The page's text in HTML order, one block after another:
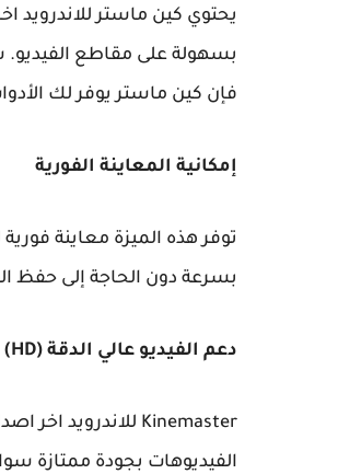
يحتوي كين ماستر للاندرويد
بسهولة على مقاطع الفيديو.
فإن كين ماستر يوفر لك
إمكانية المعاينة الفورية
توفر هذه الميزة معاينة
بسرعة دون الحاجة إلى حفظ
دعم الفيديو عالي الدقة (HD) وحتى 4K
الفيديوهات بجودة ممتازة